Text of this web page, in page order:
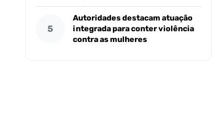
5
Autoridades destacam atuação
integrada para conter violência
contra as mulheres